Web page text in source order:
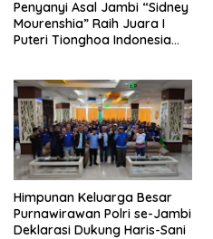
Penyanyi Asal Jambi “Sidney
Mourenshia” Raih Juara I
Puteri Tionghoa Indonesia
Himpunan Keluarga Besar
Purnawirawan Polri se-Jambi
Deklarasi Dukung Haris-Sani